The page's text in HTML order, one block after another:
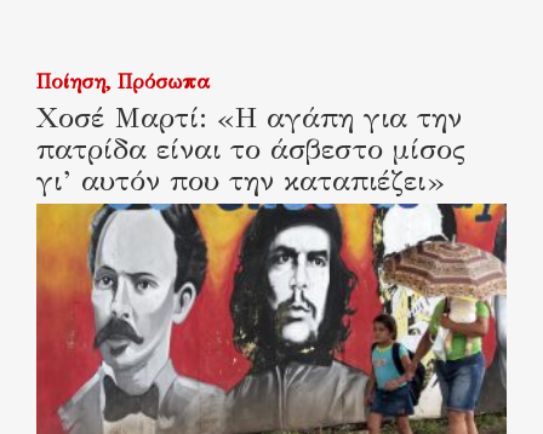
Ποίηση Πρόσωπα
Χοσέ Μαρτί: «Η αγάπη για την
πατρίδα είναι το άσβεστο μίσος
γι’ αυτόν που την καταπιέζει»